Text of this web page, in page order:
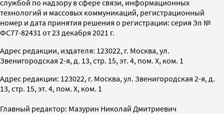
службой по надзору в сфере связи, информационных
технологий и массовых коммуникаций, регистрационный
номер и дата принятия решения о регистрации: серия Эл №
ФС77-82431 от 23 декабря 2021 г.
Адрес редакции, издателя: 123022, г. Москва, ул.
Звенигородская 2-я, д. 13, стр. 15, эт. 4, пом. X, ком. 1
Адрес редакции: 123022, г. Москва, ул. Звенигородская 2-я, д.
13, стр. 15, эт. 4, пом. X, ком. 1
Главный редактор: Мазурин Николай Дмитриевич